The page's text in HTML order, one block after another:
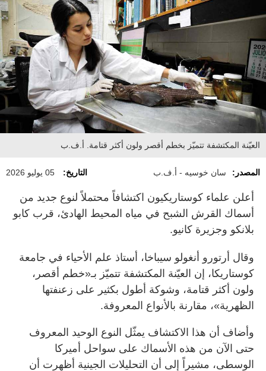
العيّنة المكتشفة تتميّز بخطم أقصر ولون أكثر قتامة. أ.ف.ب
المصدر: سان خوسيه - أ.ف.ب التاريخ: 05 يوليو 2026
أعلن علماء كوستاريكيون اكتشافاً محتملاً لنوع جديد من
أسماك القرش الشبح في مياه المحيط الهادئ، قرب كابو
بلانكو وجزيرة كانيو.
وقال أرتورو أنغولو سيباخا، أستاذ علم الأحياء في جامعة
كوستاريكا، إن العيّنة المكتشفة تتميّز بـ«خطم أقصر،
ولون أكثر قتامة، وشوكة أطول بكثير على زعنفتها
الظهرية»، مقارنة بالأنواع المعروفة.
وأضاف أن هذا الاكتشاف يمثّل النوع الوحيد المعروف
حتى الآن من هذه الأسماك على سواحل أميركا
الوسطى، مشيراً إلى أن التحليلات الجينية أظهرت أن